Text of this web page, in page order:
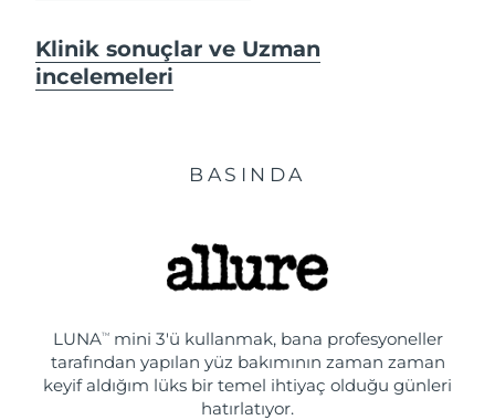
Klinik sonuçlar ve Uzman
incelemeleri
BASINDA
LUNATMmini 3'ü kullanmak, bana profesyoneller
tarafından yapılan yüz bakımının zaman zaman
keyif aldığım lüks bir temel ihtiyaç olduğu günleri
hatırlatıyor.